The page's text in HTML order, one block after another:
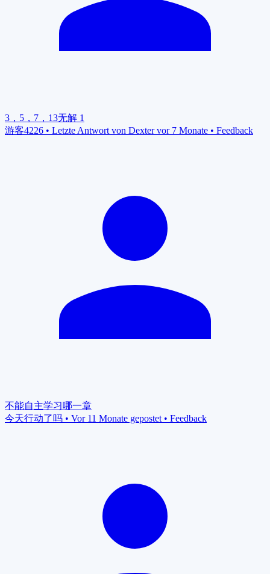
3，5，7，13无解 1
游客4226 • Letzte Antwort von Dexter vor 7 Monate • Feedback
不能自主学习哪一章
今天行动了吗 • Vor 11 Monate gepostet • Feedback